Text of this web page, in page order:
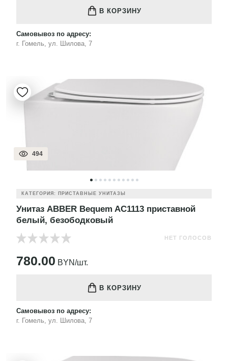
В КОРЗИНУ
Самовывоз по адресу:
г. Гомель, ул. Шилова, 7
494
КАТЕГОРИЯ: ПРИСТАВНЫЕ УНИТАЗЫ
Унитаз ABBER Bequem AC1113 приставной
белый, безободковый
НЕТ ГОЛОСОВ
780.00 BYN/шт.
В КОРЗИНУ
Самовывоз по адресу:
г. Гомель, ул. Шилова, 7